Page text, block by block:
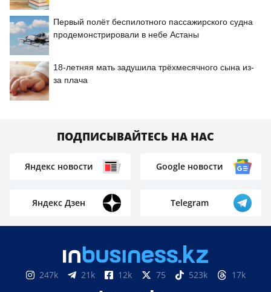
Первый полёт беспилотного пассажирского судна
продемонстрировали в небе Астаны
18-летняя мать задушила трёхмесячного сына из-
за плача
ПОДПИСЫВАЙТЕСЬ НА НАС
Яндекс новости Google новости
Яндекс Дзен Telegram
247k 21k 12k 75 523k 17k